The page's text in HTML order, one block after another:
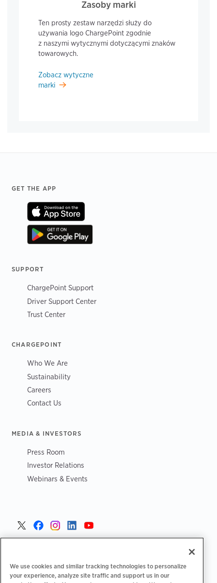
Zasoby marki
Ten prosty zestaw narzędzi służy do
używania logo ChargePoint zgodnie
z naszymi wytycznymi dotyczącymi znaków
towarowych.
Zobacz wytyczne
marki
Footer
GET THE APP
SUPPORT
ChargePoint Support
Driver Support Center
Trust Center
CHARGEPOINT
Who We Are
Sustainability
Careers
Contact Us
MEDIA & INVESTORS
Press Room
Investor Relations
Webinars & Events
We use cookies and similar tracking technologies to personalize
your experience, analyze site traffic and support us in our